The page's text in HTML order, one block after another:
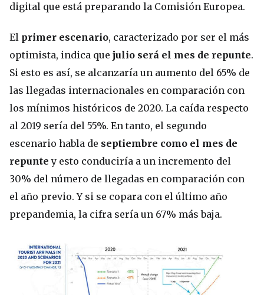
digital que está preparando la Comisión Europea.
El primer escenario, caracterizado por ser el más
optimista, indica que julio será el mes de repunte.
Si esto es así, se alcanzaría un aumento del 65% de
las llegadas internacionales en comparación con
los mínimos históricos de 2020. La caída respecto
al 2019 sería del 55%. En tanto, el segundo
escenario habla de septiembre como el mes de
repunte y esto conduciría a un incremento del
30% del número de llegadas en comparación con
el año previo. Y si se copara con el último año
prepandemia, la cifra sería un 67% más baja.